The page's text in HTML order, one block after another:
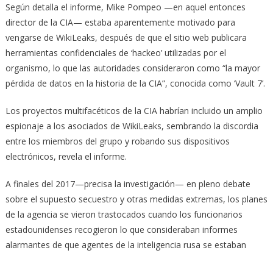
Según detalla el informe, Mike Pompeo —en aquel entonces
director de la CIA— estaba aparentemente motivado para
vengarse de WikiLeaks, después de que el sitio web publicara
herramientas confidenciales de ‘hackeo’ utilizadas por el
organismo, lo que las autoridades consideraron como “la mayor
pérdida de datos en la historia de la CIA”, conocida como ‘Vault 7’.
Los proyectos multifacéticos de la CIA habrían incluido un amplio
espionaje a los asociados de WikiLeaks, sembrando la discordia
entre los miembros del grupo y robando sus dispositivos
electrónicos, revela el informe.
A finales del 2017—precisa la investigación— en pleno debate
sobre el supuesto secuestro y otras medidas extremas, los planes
de la agencia se vieron trastocados cuando los funcionarios
estadounidenses recogieron lo que consideraban informes
alarmantes de que agentes de la inteligencia rusa se estaban